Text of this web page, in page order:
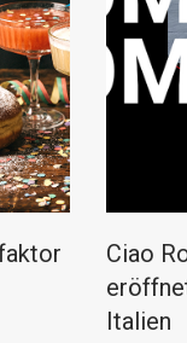
Ciao
Italien